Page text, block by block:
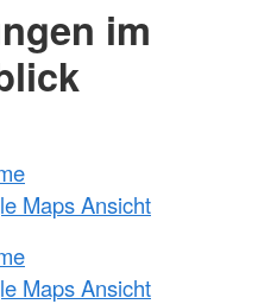
im
Maps Ansicht
Maps Ansicht